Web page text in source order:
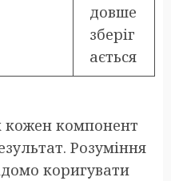
довше
зберіг
ається
кожен компонент
Розуміння
коригувати